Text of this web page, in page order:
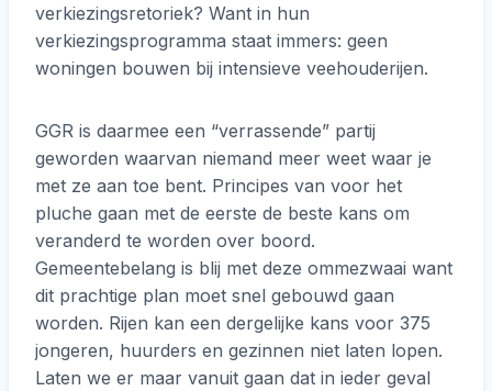
verkiezingsretoriek? Want in hun
verkiezingsprogramma staat immers: geen
woningen bouwen bij intensieve veehouderijen.
GGR is daarmee een “verrassende” partij
geworden waarvan niemand meer weet waar je
met ze aan toe bent. Principes van voor het
pluche gaan met de eerste de beste kans om
veranderd te worden over boord.
Gemeentebelang is blij met deze ommezwaai want
dit prachtige plan moet snel gebouwd gaan
worden. Rijen kan een dergelijke kans voor 375
jongeren, huurders en gezinnen niet laten lopen.
Laten we er maar vanuit gaan dat in ieder geval